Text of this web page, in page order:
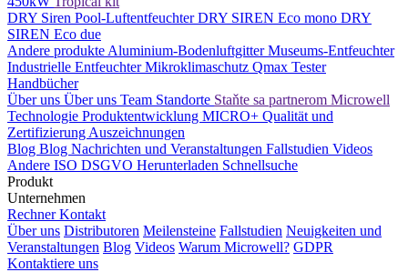
DRY Siren Pool-LuftentfeuchterDRY SIREN Eco mono DRY
SIREN Eco due
Andere produkte Aluminium-BodenluftgitterMuseums-Entfeuchter
Industrielle EntfeuchterMikroklimaschutz Qmax Tester
Handbücher
Über uns Über uns Team Standorte Staňte sa partnerom Microwell
Technologie Produktentwicklung MICRO+ Qualität und
Zertifizierung Auszeichnungen
Blog Blog Nachrichten und Veranstaltungen Fallstudien Videos
Andere ISO DSGVO Herunterladen Schnellsuche
Produkt
Unternehmen
Rechner Kontakt
Über uns Distributoren Meilensteine Fallstudien Neuigkeiten und
Veranstaltungen Blog Videos Warum Microwell? GDPR
Kontaktiere uns